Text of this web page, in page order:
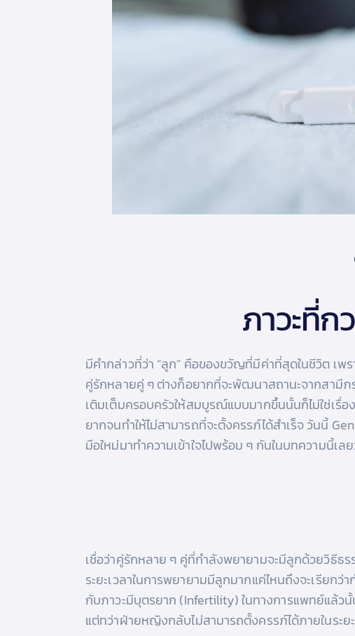
ภาวะที่
มีคำกล่าวที่ว่า “ลูก” คือของขวัญที่มีค่าที่สุดในชีวิต เพ
คู่รักหลายคู่ ๆ ต่างก็อยากที่จะพัฒนาสถานะจากสามีภ
เติมเต็มครอบครัวให้สมบูรณ์แบบมากขึ้นนั้นก็ไม่ใช่เ
ยากจนทำให้ไม่สามารถที่จะตั้งครรภ์ได้สำเร็จ วันนี้
มือใหม่มาทำความเข้าใจไปพร้อม ๆ กันในบทความนี้เลย
เชื่อว่าคู่รักหลาย ๆ คู่ที่กำลังพยายามจะมีลูกด้วยวิธีธ
ระยะเวลาในการพยายามมีลูกมากแค่ไหนถึงจะเรีย
กับภาวะมีบุตรยาก (Infertility) ในทางการแพทย์แล้ว
แต่ทว่าฝ่ายหญิงกลับไม่สามารถตั้งครรภ์ได้ภายในระย